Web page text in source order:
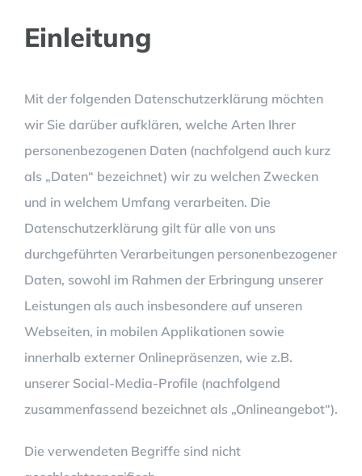
Einleitung
Mit der folgenden Datenschutzerklärung möchten
wir Sie darüber aufklären, welche Arten Ihrer
personenbezogenen Daten (nachfolgend auch kurz
als „Daten“ bezeichnet) wir zu welchen Zwecken
und in welchem Umfang verarbeiten. Die
Datenschutzerklärung gilt für alle von uns
durchgeführten Verarbeitungen personenbezogener
Daten, sowohl im Rahmen der Erbringung unserer
Leistungen als auch insbesondere auf unseren
Webseiten, in mobilen Applikationen sowie
innerhalb externer Onlinepräsenzen, wie z.B.
unserer Social-Media-Profile (nachfolgend
zusammenfassend bezeichnet als „Onlineangebot“).
Die verwendeten Begriffe sind nicht